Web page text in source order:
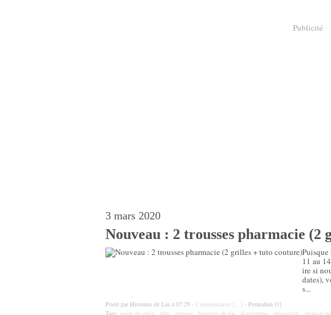
Publicité
3 mars 2020
Nouveau : 2 trousses pharmacie
11 au
ire si
dates),
s...
Posté par Histoires de Lin à 07:29 - Commentaires [… - Permalien [#]
Tags: point de croix, tuto, trousse, histoires de lin, diagramme, crossstitch, création